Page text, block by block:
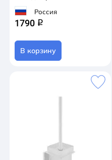
Россия
1790 q
В корзину